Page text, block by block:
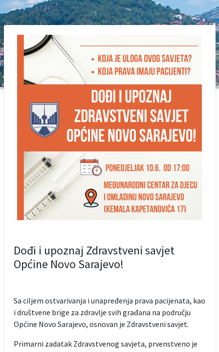
Dođi i upoznaj Zdravstveni savjet
Općine Novo Sarajevo!
Sa ciljem ostvarivanja i unapređenja prava pacijenata, kao
i društvene brige za zdravlje svih građana na području
Općine Novo Sarajevo, osnovan je Zdravstveni savjet.
Primarni zadatak Zdravstvenog savjeta, prvenstveno je